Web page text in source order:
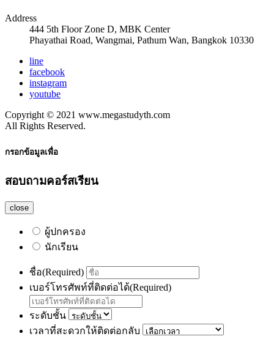
Address
444 5th Floor Zone D, MBK Center
Phayathai Road, Wangmai, Pathum Wan, Bangkok 10330
line
facebook
instagram
youtube
Copyright © 2021 www.megastudyth.com
All Rights Reserved.
กรอกข้อมูลเพื่อ
สอบถามคอร์สเรียน
close
ผู้ปกครอง
นักเรียน
ชื่อ(Required)
เบอร์โทรศัพท์ที่ติดต่อได้(Required)
ระดับชั้น
เวลาที่สะดวกให้ติดต่อกลับ